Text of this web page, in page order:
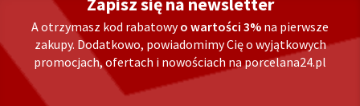
A otrzymasz kod rabatowyo wartości 3% na pierwsze
zakupy. Dodatkowo, powiadomimy Cię o wyjątkowych
promocjach, ofertach i nowościach na porcelana24.pl